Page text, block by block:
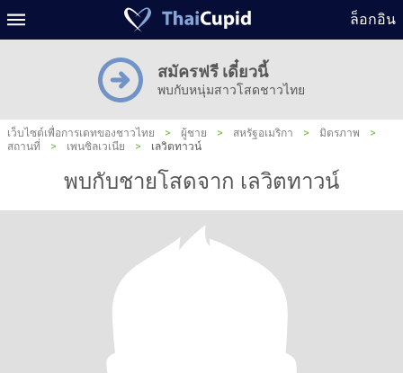
ล็อกอิน
สมัครฟรี เดี๋ยวนี้
พบกับหนุ่มสาวโสดชาวไทย
เว็บไซต์เพื่อการเดทของชาวไทย > ผู้ชาย > สหรัฐอเมริกา > มิตรภาพ
>
สถานที่
> เพนซิลเวเนีย > เลวิตทาวน์
พบกับชายโสดจาก เลวิตทาวน์